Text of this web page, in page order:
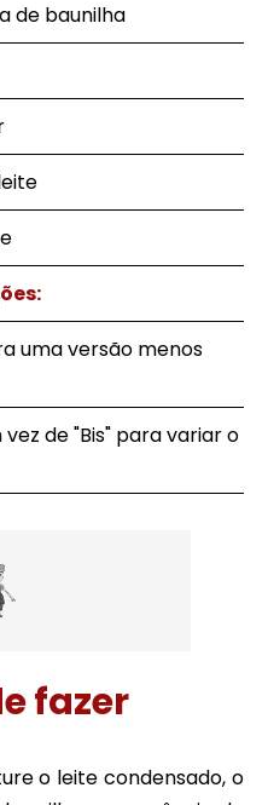
de baunilha
uma versão menos
de "Bis" para variar o
fazer
o leite condensado, o